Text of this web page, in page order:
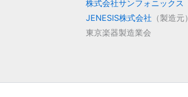
株式会社サンフォニックス
JENESIS株式会社 （製造元）
東京楽器製造業会